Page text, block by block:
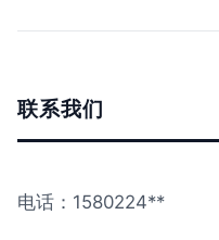
联系我们
电话：1580224**